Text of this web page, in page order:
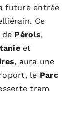
future entrée
Ce
de Pérols,
et
, aura une
le Parc
tram